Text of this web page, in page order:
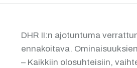
DHR II:n ajotuntuma
ennakoitava.
– Kaikkiin olosuhteisiin,